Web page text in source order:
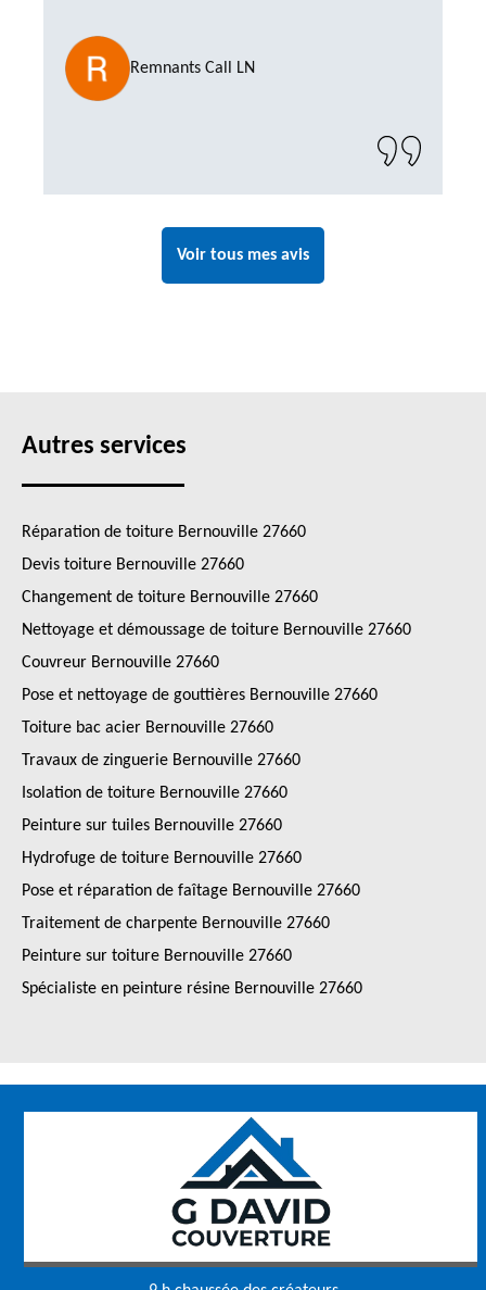
ponctuel et à l’écoute, le résultat est
impeccable et le chantier a été laissé propre.
Un artisan de confiance que je n’hésiterai pas
Remnants Call LN
Voir tous mes avis
Autres services
Réparation de toiture Bernouville 27660
Devis toiture Bernouville 27660
Changement de toiture Bernouville 27660
Nettoyage et démoussage de toiture Bernouville 27660
Couvreur Bernouville 27660
Pose et nettoyage de gouttières Bernouville 27660
Toiture bac acier Bernouville 27660
Travaux de zinguerie Bernouville 27660
Isolation de toiture Bernouville 27660
Peinture sur tuiles Bernouville 27660
Hydrofuge de toiture Bernouville 27660
Pose et réparation de faîtage Bernouville 27660
Traitement de charpente Bernouville 27660
Peinture sur toiture Bernouville 27660
Spécialiste en peinture résine Bernouville 27660